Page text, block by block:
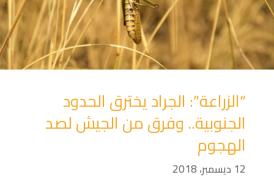
“الزراعة”: الجراد يخترق الحدود
الجنوبية.. وفرق من الجيش لصد
الهجوم
12 ديسمبر، 2018